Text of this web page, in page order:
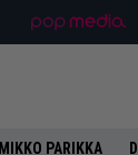
MIKKO PARIKKA